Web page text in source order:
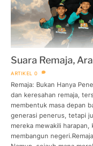
Suara Remaja,
ARTIKEL 0
Remaja: Bukan Hanya
dan keresahan remaja,
membentuk masa depan
generasi penerus, tetapi
mereka mewakili
membangun